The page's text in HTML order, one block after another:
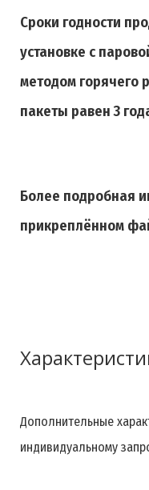
Сроки годности
установке с
методом горячего
пакеты равен 3
Более подробная
прикреплённом
Дополнительные
индивидуальному